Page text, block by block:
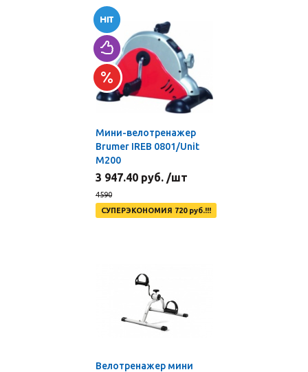
Мини-велотренажер
Brumer IREB 0801/Unit
M200
3 947.40 руб. /шт
4590
СУПЕРЭКОНОМИЯ 720 руб.!!!
Велотренажер мини